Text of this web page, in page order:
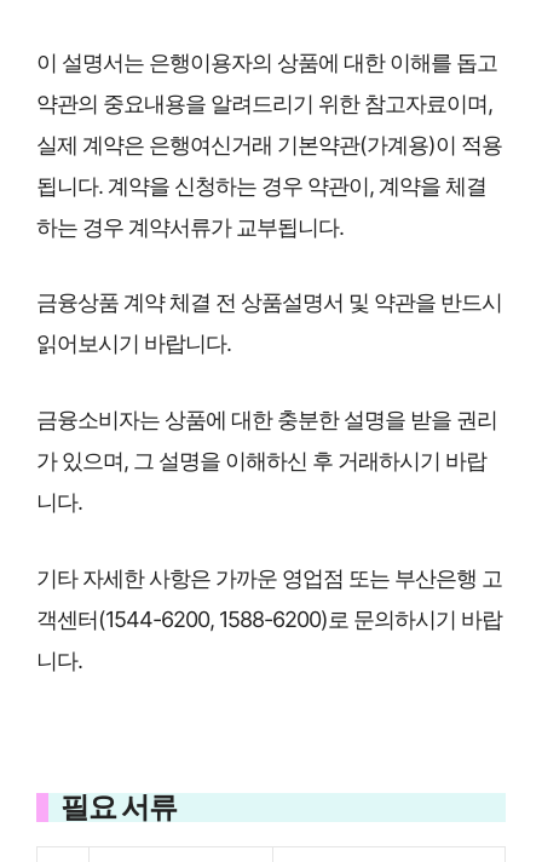
이 설명서는 은행이용자의 상품에 대한 이해를 돕고
약관의 중요내용을 알려드리기 위한 참고자료이며,
실제 계약은 은행여신거래 기본약관(가계용)이 적용
됩니다. 계약을 신청하는 경우 약관이, 계약을 체결
하는 경우 계약서류가 교부됩니다.
금융상품 계약 체결 전 상품설명서 및 약관을 반드시
읽어보시기 바랍니다.
금융소비자는 상품에 대한 충분한 설명을 받을 권리
가 있으며, 그 설명을 이해하신 후 거래하시기 바랍
니다.
기타 자세한 사항은 가까운 영업점 또는 부산은행 고
객센터(1544-6200, 1588-6200)로 문의하시기 바랍
니다.
필요 서류